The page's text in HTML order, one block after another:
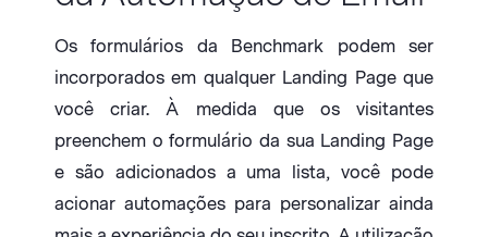
Os formulários da Benchmark podem ser
incorporados em qualquer Landing Page que
você criar. À medida que os visitantes
preenchem o formulário da sua Landing Page
e são adicionados a uma lista, você pode
acionar automações para personalizar ainda